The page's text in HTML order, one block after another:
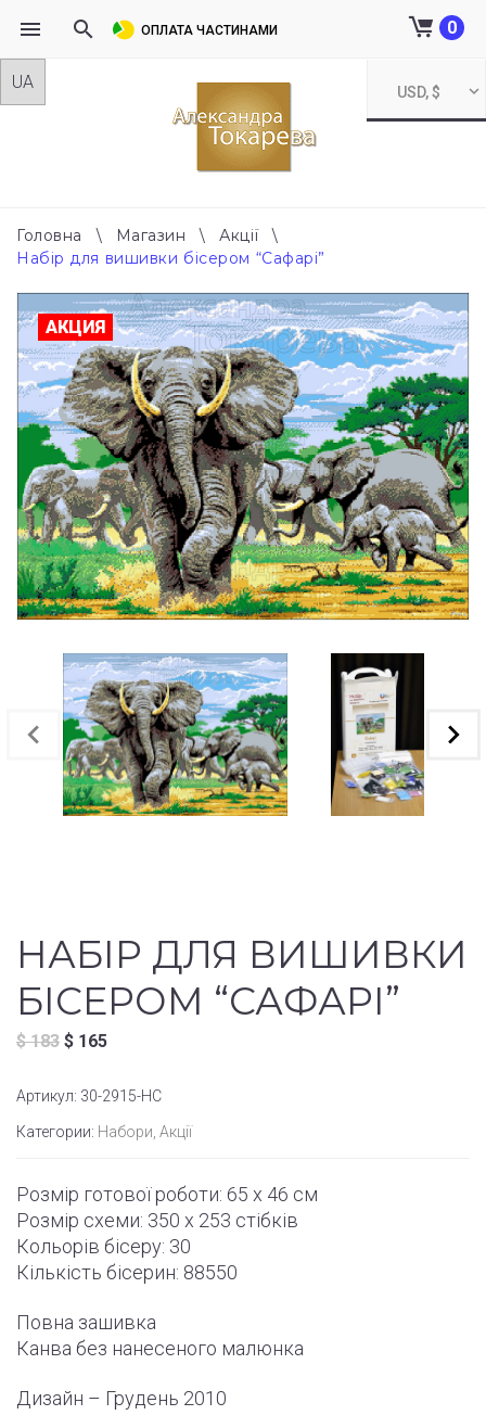
Skip
USD, $
0
ОПЛАТА ЧАСТИНАМИ
Головна \ Магазин \ Акції
\
Набір для вишивки бісером “Сафарі”
АКЦИЯ
НАБІР ДЛЯ ВИШИВКИ
БІСЕРОМ “САФАРІ”
$183 $ 165
Артикул: 30-2915-НС
Категории: Набори Акції
Розмір готової роботи: 65 x 46 см
Розмір схеми: 350 x 253 стібків
Кольорів бісеру: 30
Кількість бісерин: 88550
Повна зашивка
Канва без нанесеного малюнка
Дизайн – Грудень 2010